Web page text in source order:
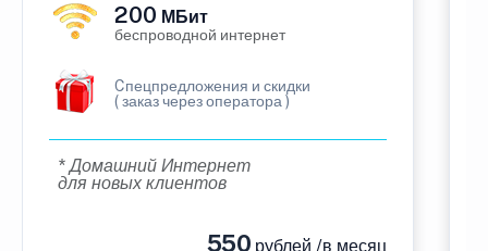
200 МБит
беспроводной интернет
Cпецпредложения и скидки
( заказ через оператора )
* Домашний Интернет
для новых клиентов
550 рублей /в месяц